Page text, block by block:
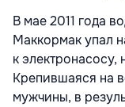
В мае 2011 года
Маккормак упал
к
Крепившаяся на
мужчины, в